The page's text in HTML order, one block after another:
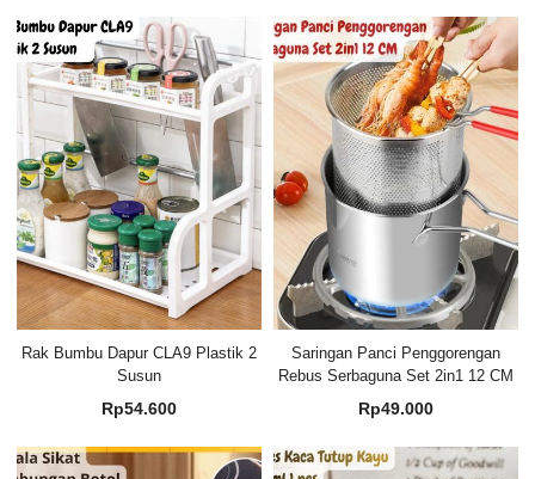
Rak Bumbu Dapur CLA9 Plastik 2
Susun
Rp54.600
Saringan Panci Penggorengan
Rebus Serbaguna Set 2in1 12 CM
Rp49.000